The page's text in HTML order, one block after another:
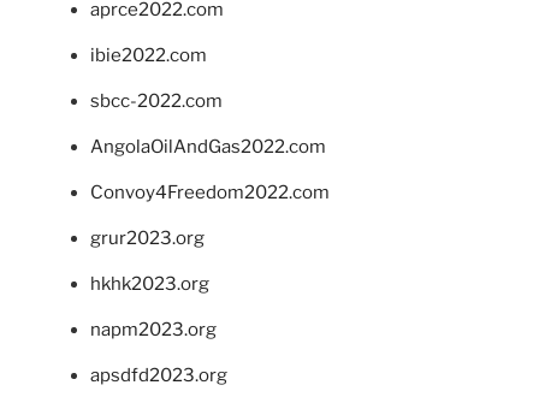
aprce2022.com
ibie2022.com
sbcc-2022.com
AngolaOilAndGas2022.com
Convoy4Freedom2022.com
grur2023.org
hkhk2023.org
napm2023.org
apsdfd2023.org